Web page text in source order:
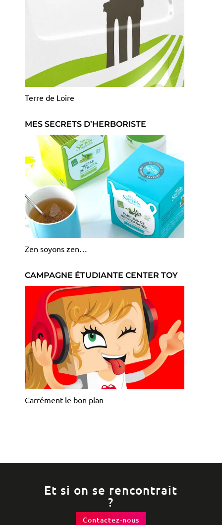
Terre de Loire
MES SECRETS D’HERBORISTE
Zen soyons zen…
CAMPAGNE ÉTUDIANTE CENTER TOY
Carrément le bon plan
Et si on se rencontrait
?
Contactez-nous